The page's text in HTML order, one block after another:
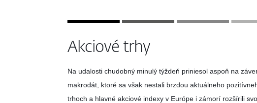
Akciové trhy
Na udalosti chudobný minulý týždeň priniesol aspoň na
makrodát, ktoré sa však nestali brzdou aktuálneho
trhoch a hlavné akciové indexy v Európe i zámorí rozšírili